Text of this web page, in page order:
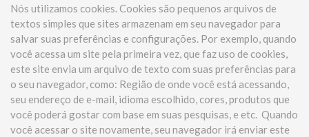
Nós utilizamos cookies. Cookies são pequenos arquivos de
textos simples que sites armazenam em seu navegador para
salvar suas preferências e configurações. Por exemplo, quando
você acessa um site pela primeira vez, que faz uso de cookies,
este site envia um arquivo de texto com suas preferências para
o seu navegador, como: Região de onde você está acessando,
seu endereço de e-mail, idioma escolhido, cores, produtos que
você poderá gostar com base em suas pesquisas, e etc. Quando
você acessar o site novamente, seu navegador irá enviar este